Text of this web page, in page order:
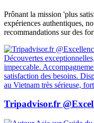
Prônant la mission 'plus
expériences authentiques,
recommandations sur des
Découvertes
impeccable.
satisfaction des besoins.
au Vietnam très sérieuse,
Tripadvisor.fr